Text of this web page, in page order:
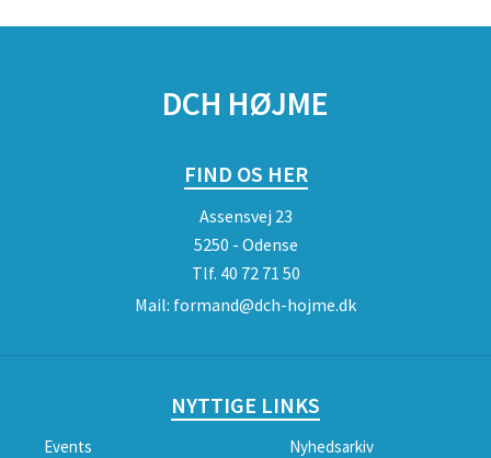
DCH HØJME
FIND OS HER
Assensvej 23
5250 - Odense
Tlf. 40 72 71 50
Mail: formand@dch-hojme.dk
NYTTIGE LINKS
Events
Nyhedsarkiv